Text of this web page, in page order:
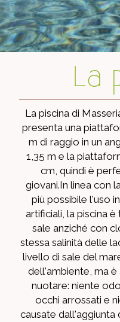
La
La piscina di
presenta una
m di raggio in un
1,35 m e la
cm, quindi è
giovani.In linea con
più possibile l'uso
artificiali, la piscina
sale anziché con
stessa salinità delle
livello di sale del
dell'ambiente, ma
nuotare: niente
occhi arrossati e
causate dall'aggiunta